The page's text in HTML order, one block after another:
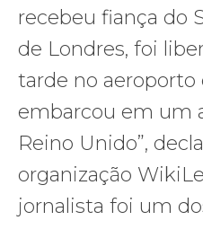
recebeu fiança do
de Londres, foi
tarde no aeroporto
embarcou em um
Reino Unido”,
organização
jornalista foi um